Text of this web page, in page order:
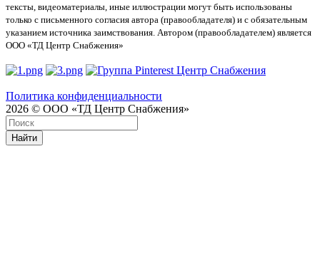
тексты, видеоматериалы, иные иллюстрации могут быть использованы
только с письменного согласия автора (правообладателя) и с обязательным
указанием источника заимствования. Автором (правообладателем) является
ООО «ТД Центр Снабжения»
Политика конфиденциальности
2026 © ООО «ТД Центр Снабжения»
Найти